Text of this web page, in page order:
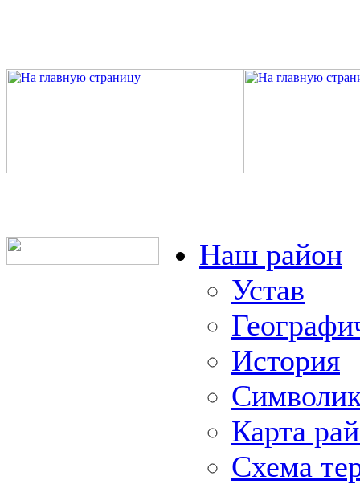
Наш район
Устав
История
Карта
Схема